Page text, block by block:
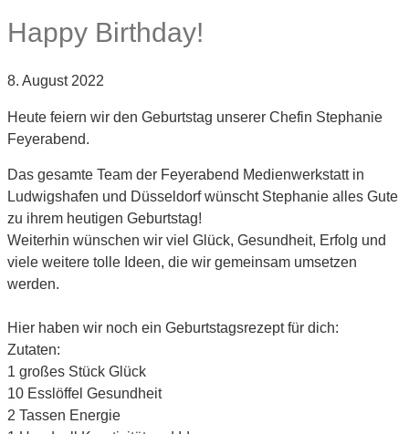
Happy Birthday!
8. August 2022
Heute feiern wir den Geburtstag unserer Chefin Stephanie
Feyerabend.
Das gesamte Team der Feyerabend Medienwerkstatt in
Ludwigshafen und Düsseldorf wünscht Stephanie alles Gute
zu ihrem heutigen Geburtstag!
Weiterhin wünschen wir viel Glück, Gesundheit, Erfolg und
viele weitere tolle Ideen, die wir gemeinsam umsetzen
werden.
Hier haben wir noch ein Geburtstagsrezept für dich:
Zutaten:
1 großes Stück Glück
10 Esslöffel Gesundheit
2 Tassen Energie